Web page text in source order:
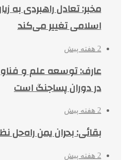
مخبر: تعادل راهبردی به
اسلامی تغییر می‌کند
2 هفته پیش
عارف: توسعه علم و
در دوران پساجنگ است
2 هفته پیش
بقائی: بحران یمن راه‌حل
2 هفته پیش